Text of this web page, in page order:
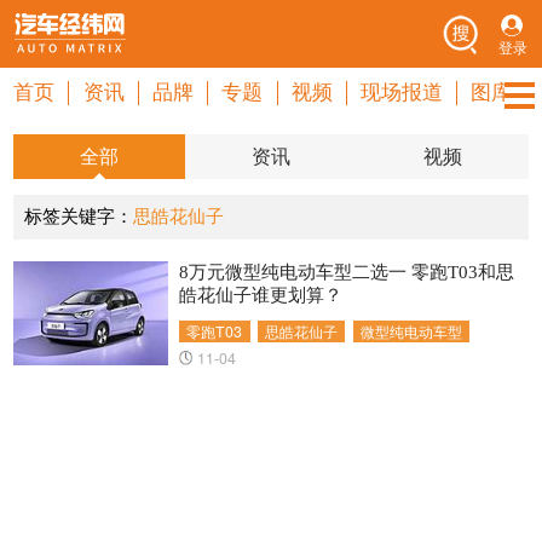
登录
首页 资讯 品牌 专题 视频 现场报道 图库
全部 资讯 视频
标签关键字： 思皓花仙子
零跑T03 思皓花仙子 微型纯电动车型
8万元微型纯电动车型二选一 零跑T03和思
皓花仙子谁更划算？
11-04